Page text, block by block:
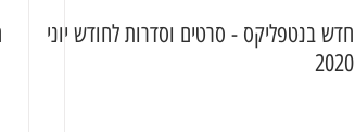
חדש בנטפליקס - סרטים וסדרות לחודש יוני
2020